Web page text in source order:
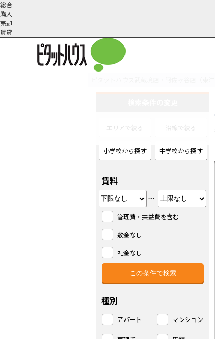
総合
購入
売却
賃貸
エリアで絞る 沿線で絞る
小学校から探す 中学校から探す
賃料
～
管理費・共益費を含む
敷金なし
礼金なし
種別
アパート マンション